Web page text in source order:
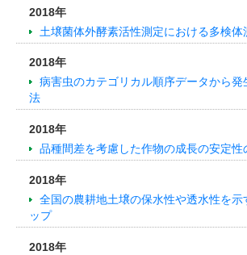
2018年
土壌菌体外酵素活性測定における多検
2018年
病害虫のカテゴリカル順序データから
法
2018年
品種間差を考慮した作物の成長の安定性
2018年
全国の農耕地土壌の保水性や透水性を示
ップ
2018年